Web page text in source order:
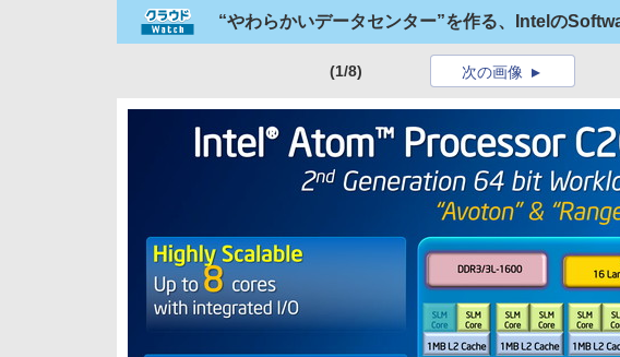
“やわらかいデータセンター”を作る、Intelの
(1/8) 次の画像